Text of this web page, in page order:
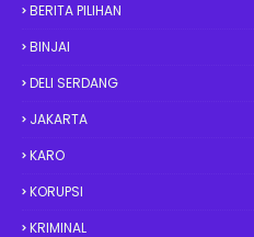
BERITA PILIHAN
BINJAI
DELI SERDANG
JAKARTA
KARO
KORUPSI
KRIMINAL